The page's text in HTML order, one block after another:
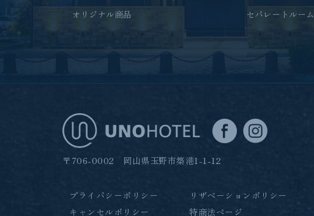
オリジナル商品
セパレートルーム
〒706-0002 岡山県玉野市築港1-1-12
プライバシーポリシー
キャンセルポリシー
リザベーションポリシー
特商法ページ